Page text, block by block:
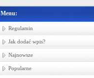
Menu:
Regulamin
Jak dodać wpis?
Najnowsze
Popularne